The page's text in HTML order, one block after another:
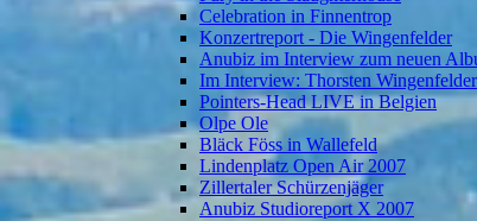
Celebration in Finnentrop
Konzertreport - Die Wingenfelder
Anubiz im Interview zum neuen
Im Interview: Thorsten Wingenfelder
Pointers-Head LIVE in Belgien
Olpe Ole
Bläck Föss in Wallefeld
Lindenplatz Open Air 2007
Zillertaler Schürzenjäger
Anubiz Studioreport X 2007